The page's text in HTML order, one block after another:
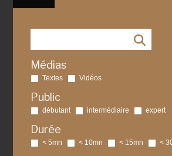
Médias
Textes Vidéos
Public
débutant intermédiaire expert
Durée
< 5mn < 10mn < 15mn <